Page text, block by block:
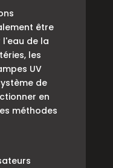
être
de la
les
UV
de
en
méthodes